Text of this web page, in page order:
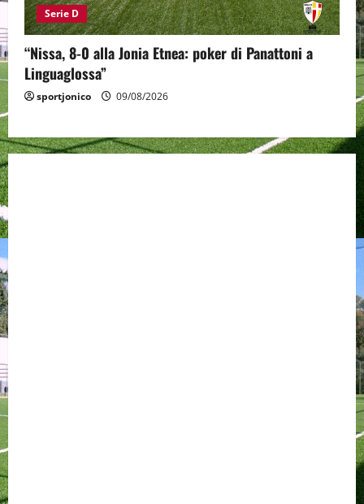
Serie D
“Nissa, 8-0 alla Jonia Etnea: poker di Panattoni a
Linguaglossa”
sportjonico 09/08/2026